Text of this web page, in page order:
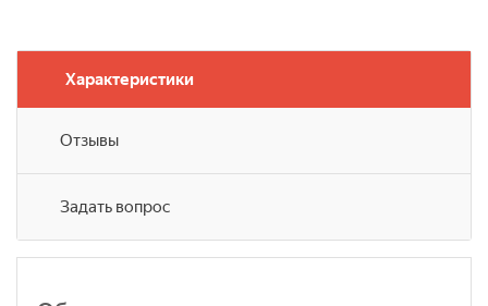
Характеристики
Отзывы
Задать вопрос